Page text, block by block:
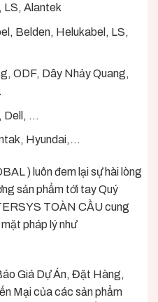
LS, Alantek
Belden, Helukabel, LS,
ODF, Dây Nhảy Quang,
Dell, …
Hyundai,…
) luôn đem lại sự hài lòng
sản phẩm tới tay Quý
TOÀN CẦU cung
pháp lý như
Giá Dự Án, Đặt Hàng,
Mại của các sản phẩm